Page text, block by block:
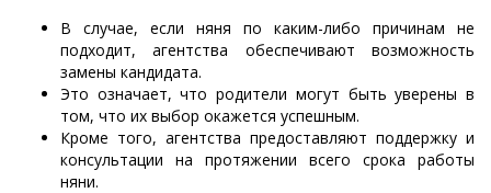
В случае, если няня по каким-либо причинам не
подходит, агентства обеспечивают возможность
замены кандидата.
Это означает, что родители могут быть уверены в
том, что их выбор окажется успешным.
Кроме того, агентства предоставляют поддержку и
консультации на протяжении всего срока работы
няни.